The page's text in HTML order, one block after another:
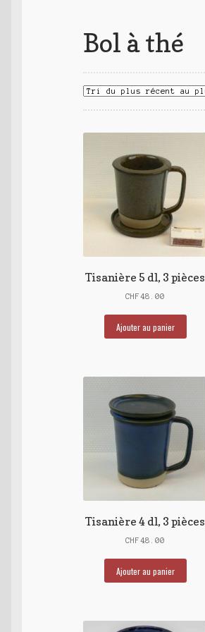
Bol à thé
Tisanière 5 dl, 3 pièces
CHF48.00
Ajouter au panier
Tisanière 4 dl, 3 pièces
CHF48.00
Ajouter au panier